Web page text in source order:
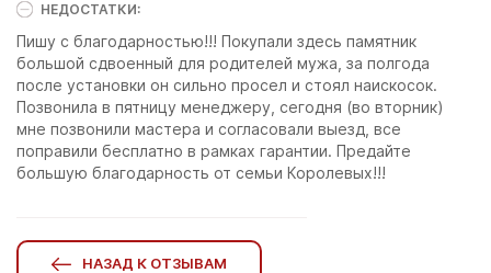
НЕДОСТАТКИ:
Пишу с благодарностью!!! Покупали здесь памятник
большой сдвоенный для родителей мужа, за полгода
после установки он сильно просел и стоял наискосок.
Позвонила в пятницу менеджеру, сегодня (во вторник)
мне позвонили мастера и согласовали выезд, все
поправили бесплатно в рамках гарантии. Предайте
большую благодарность от семьи Королевых!!!
НАЗАД К ОТЗЫВАМ